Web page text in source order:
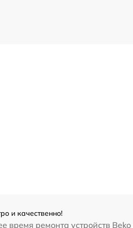
и качественно!
время ремонта устройств